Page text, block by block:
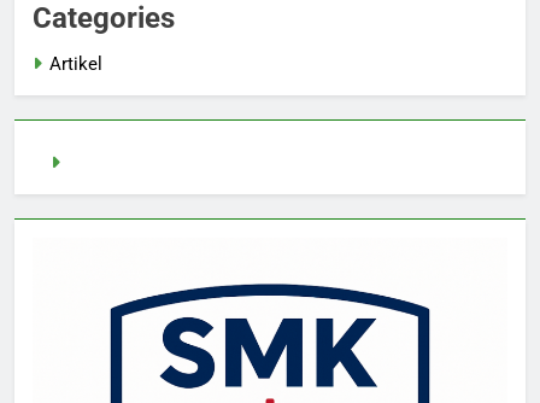
Categories
Artikel